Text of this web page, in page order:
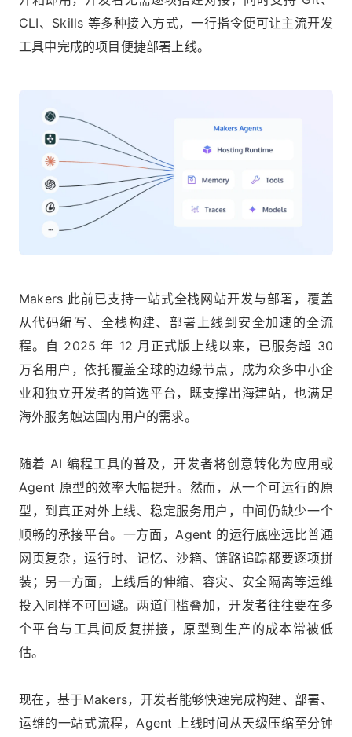
CLI、Skills 等多种接入方式，一行指令便可让主流开发
工具中完成的项目便捷部署上线。
Makers 此前已支持一站式全栈网站开发与部署，覆盖
从代码编写、全栈构建、部署上线到安全加速的全流
程。自 2025 年 12 月正式版上线以来，已服务超 30
万名用户，依托覆盖全球的边缘节点，成为众多中小企
业和独立开发者的首选平台，既支撑出海建站，也满足
海外服务触达国内用户的需求。
随着 AI 编程工具的普及，开发者将创意转化为应用或
Agent 原型的效率大幅提升。然而，从一个可运行的原
型，到真正对外上线、稳定服务用户，中间仍缺少一个
顺畅的承接平台。一方面，Agent 的运行底座远比普通
网页复杂，运行时、记忆、沙箱、链路追踪都要逐项拼
装；另一方面，上线后的伸缩、容灾、安全隔离等运维
投入同样不可回避。两道门槛叠加，开发者往往要在多
个平台与工具间反复拼接，原型到生产的成本常被低
估。
现在，基于Makers，开发者能够快速完成构建、部署、
运维的一站式流程，Agent 上线时间从天级压缩至分钟